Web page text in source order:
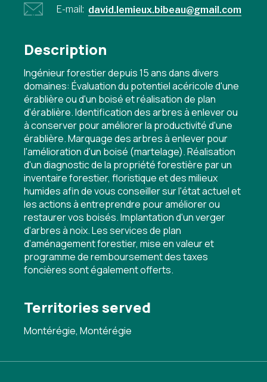
E-mail: david.lemieux.bibeau@gmail.com
Description
Ingénieur forestier depuis 15 ans dans divers
domaines: Évaluation du potentiel acéricole d'une
érablière ou d'un boisé et réalisation de plan
d'érablière. Identification des arbres à enlever ou
à conserver pour améliorer la productivité d'une
érablière. Marquage des arbres à enlever pour
l'amélioration d'un boisé (martelage). Réalisation
d'un diagnostic de la propriété forestière par un
inventaire forestier, floristique et des milieux
humides afin de vous conseiller sur l'état actuel et
les actions à entreprendre pour améliorer ou
restaurer vos boisés. Implantation d'un verger
d'arbres à noix. Les services de plan
d'aménagement forestier, mise en valeur et
programme de remboursement des taxes
foncières sont également offerts.
Territories served
Montérégie, Montérégie